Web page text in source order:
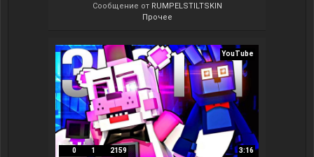
Сообщение от RUMPELSTILTSKIN
Прочее
YouTube
0 1 2159 3:16